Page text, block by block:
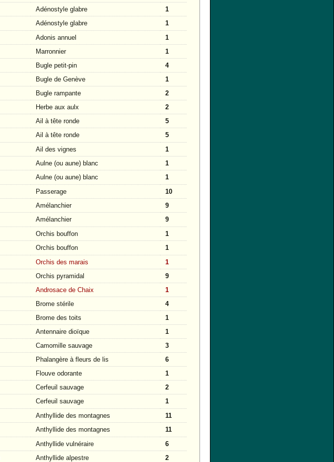
Adénostyle glabre
1
Adénostyle glabre
1
Adonis annuel
1
Marronnier
1
Bugle petit-pin
4
Bugle de Genève
1
Bugle rampante
2
Herbe aux aulx
2
Ail à tête ronde
5
Ail à tête ronde
5
Ail des vignes
1
Aulne (ou aune) blanc
1
Aulne (ou aune) blanc
1
Passerage
10
Amélanchier
9
Amélanchier
9
Orchis bouffon
1
Orchis bouffon
1
Orchis des marais
1
Orchis pyramidal
9
Androsace de Chaix
1
Brome stérile
4
Brome des toits
1
Antennaire dioïque
1
Camomille sauvage
3
Phalangère à fleurs de lis
6
Flouve odorante
1
Cerfeuil sauvage
2
Cerfeuil sauvage
1
Anthyllide des montagnes
11
Anthyllide des montagnes
11
Anthyllide vulnéraire
6
Anthyllide alpestre
2